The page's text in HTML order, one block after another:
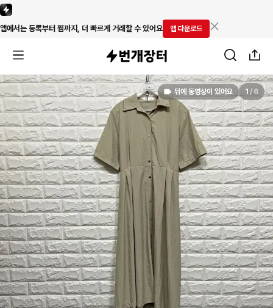
앱에서는 등록부터 찜까지, 더 빠르게 거래할 수 있어요 앱 다운로드
뒤에 동영상이 있어요 1 / 6